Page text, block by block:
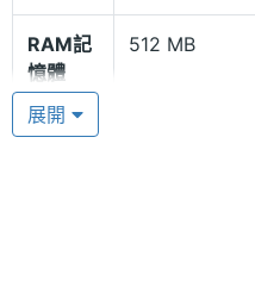
Wi-Fi 無線上網
Coby MID8024 具備
RAM記
憶體
512 MB
ROM儲
展開